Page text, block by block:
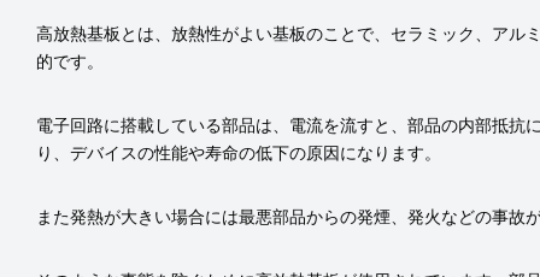
高放熱基板とは、放熱性がよい基板のことで、セラミック、アル
的です。
電子回路に搭載している部品は、電流を流すと、部品の内部抵抗
り、デバイスの性能や寿命の低下の原因になります。
また発熱が大きい場合には最悪部品からの発煙、発火などの事故